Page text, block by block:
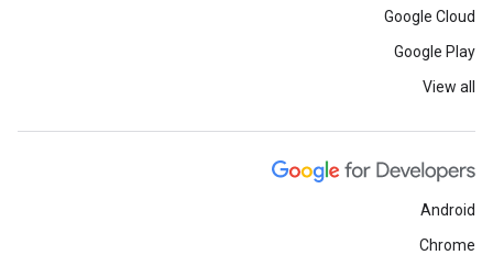
Google Cloud
Google Play
View all
Android
Chrome